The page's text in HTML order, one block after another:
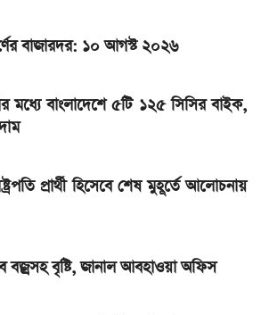
V2 2026: নতুন ৬ রঙে আরও
১০টি জনপ্রিয় বাইক, দাম ও
বাজারদর: ১০ আগস্ট ২০২৬
মধ্যে বাংলাদেশে ৫টি ১২৫ সিসির বাইক,
প্রার্থী হিসেবে শেষ মুহূর্তে আলোচনায়
বজ্রসহ বৃষ্টি, জানাল আবহাওয়া অফিস